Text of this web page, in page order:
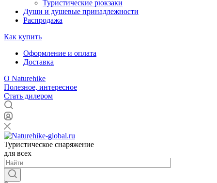
Туристические рюкзаки
Души и душевые принадлежности
Распродажа
Как купить
Оформление и оплата
Доставка
О Naturehike
Полезное, интересное
Стать дилером
Туристическое снаряжение
для всех